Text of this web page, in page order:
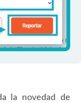
la novedad de